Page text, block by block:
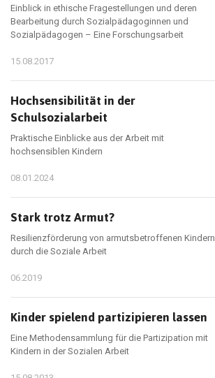
Einblick in ethische Fragestellungen und deren
Bearbeitung durch Sozialpädagoginnen und
Sozialpädagogen – Eine Forschungsarbeit
15.08.2017
Hochsensibilität in der
Schulsozialarbeit
Praktische Einblicke aus der Arbeit mit
hochsensiblen Kindern
08.01.2024
Stark trotz Armut?
Resilienzförderung von armutsbetroffenen Kindern
durch die Soziale Arbeit
06.2019
Kinder spielend partizipieren lassen
Eine Methodensammlung für die Partizipation mit
Kindern in der Sozialen Arbeit